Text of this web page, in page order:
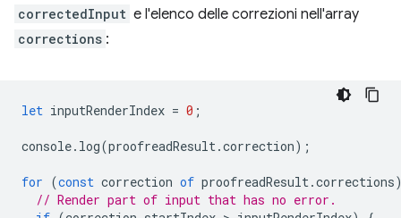
correctedInput e l'elenco delle correzioni nell'array
corrections :
let inputRenderIndex = 0 ;
console. log(proofreadResult.correction);
for (const correction of proofreadResult.corrections
// Render part of input that has no error.